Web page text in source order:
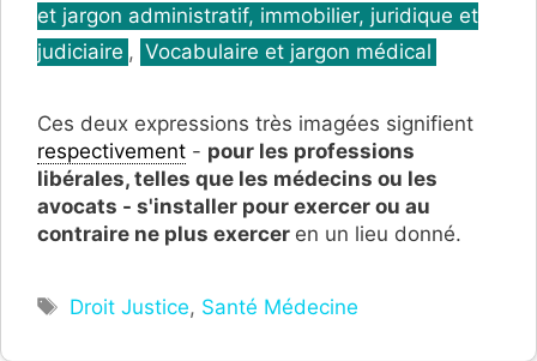
et jargon administratif, immobilier, juridique et
judiciaire , Vocabulaire et jargon médical
Ces deux expressions très imagées signifient
respectivement - pour les professions
libérales, telles que les médecins ou les
avocats - s'installer pour exercer ou au
contraire ne plus exercer en un lieu donné.
Étiquettes
Droit Justice, Santé Médecine